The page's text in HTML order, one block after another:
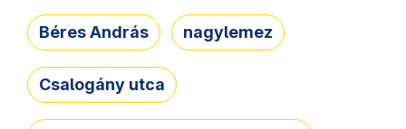
Béres András nagylemez
Csalogány utca